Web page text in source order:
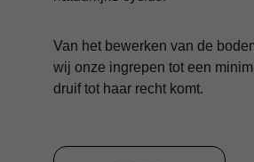
Van het bewerken van de
wij onze ingrepen tot een
druif tot haar recht komt.